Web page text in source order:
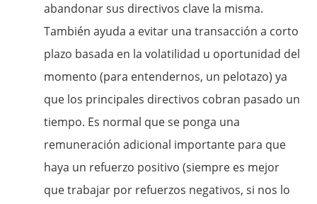
abandonar sus directivos clave la misma.
También ayuda a evitar una transacción a corto
plazo basada en la volatilidad u oportunidad del
momento (para entendernos, un pelotazo) ya
que los principales directivos cobran pasado un
tiempo. Es normal que se ponga una
remuneración adicional importante para que
haya un refuerzo positivo (siempre es mejor
que trabajar por refuerzos negativos, si nos lo